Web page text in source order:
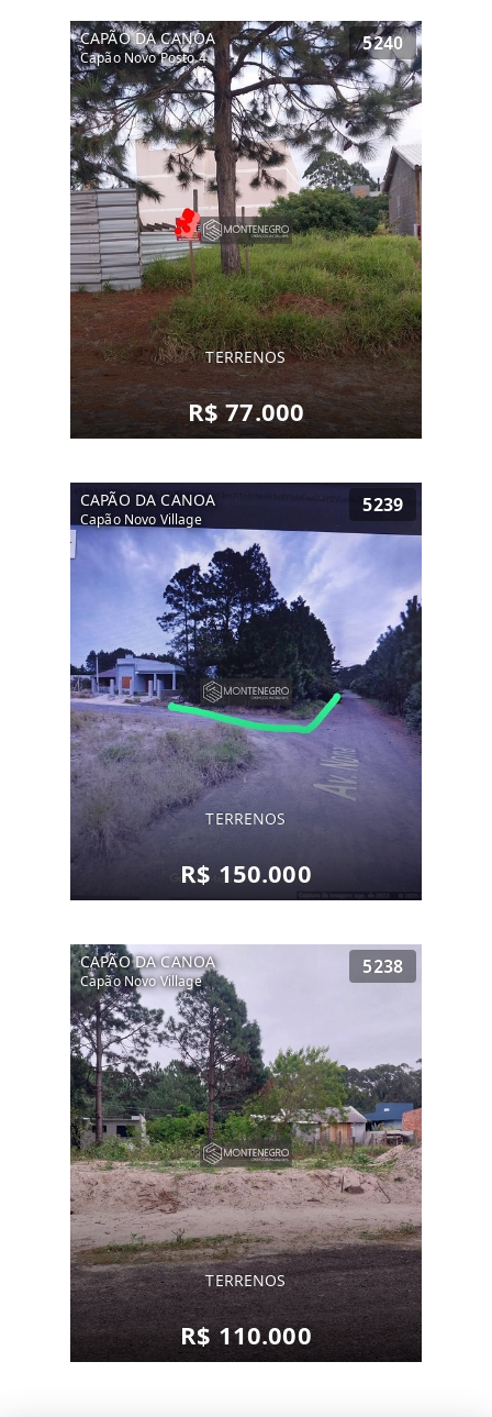
CAPÃO DA CANOA
Capão Novo Posto 4
5240
TERRENOS
R$ 77.000
CAPÃO DA CANOA
Capão Novo Village
5239
TERRENOS
R$ 150.000
CAPÃO DA CANOA
Capão Novo Village
5238
TERRENOS
R$ 110.000